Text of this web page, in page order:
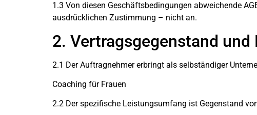
1.3 Von diesen Geschäftsbedingungen abweichende
ausdrücklichen Zustimmung – nicht an.
2. Vertragsgegenstand
2.1 Der Auftragnehmer erbringt als selbständiger
Coaching für Frauen
2.2 Der spezifische Leistungsumfang ist Gegenstand